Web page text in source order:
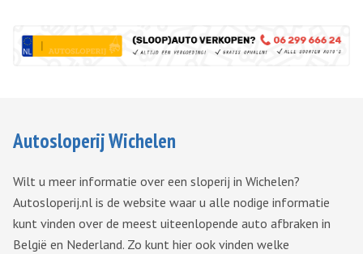
Autosloperij Wichelen
Wilt u meer informatie over een sloperij in Wichelen?
Autosloperij.nl is de website waar u alle nodige informatie
kunt vinden over de meest uiteenlopende auto afbraken in
België en Nederland. Zo kunt hier ook vinden welke